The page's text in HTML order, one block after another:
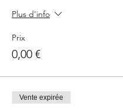
Plus d'info
Prix
0,00 €
Vente expirée